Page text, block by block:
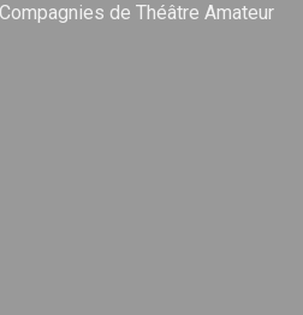
de Théâtre Amateur